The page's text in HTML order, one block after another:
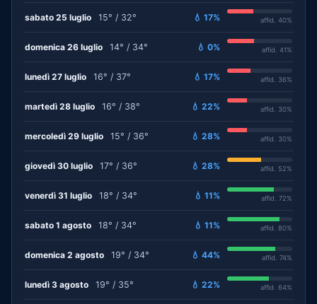
sabato 25 luglio 15° / 32° 💧 17% affid. 40%
domenica 26 luglio 14° / 34° 💧 0% affid. 41%
lunedì 27 luglio 16° / 37° 💧 17% affid. 36%
martedì 28 luglio 16° / 38° 💧 22% affid. 30%
mercoledì 29 luglio 15° / 36° 💧 28% affid. 30%
giovedì 30 luglio 17° / 36° 💧 28% affid. 52%
venerdì 31 luglio 18° / 34° 💧 11% affid. 72%
sabato 1 agosto 18° / 34° 💧 11% affid. 80%
domenica 2 agosto 19° / 34° 💧 44% affid. 74%
lunedì 3 agosto 19° / 35° 💧 22% affid. 64%